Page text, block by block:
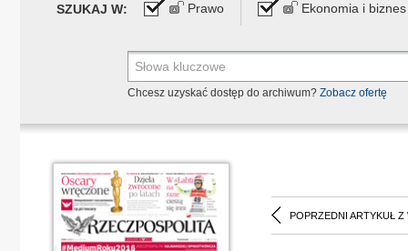
SZUKAJ W: Prawo Ekonomia i biznes
Chcesz uzyskać dostęp do archiwum? Zobacz ofertę
POPRZEDNI ARTYKUŁ Z